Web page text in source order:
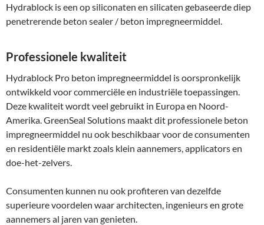
Hydrablock is een op siliconaten en silicaten gebaseerde diep
penetrerende beton sealer / beton impregneermiddel.
Professionele kwaliteit
Hydrablock Pro beton impregneermiddel is oorspronkelijk
ontwikkeld voor commerciële en industriële toepassingen.
Deze kwaliteit wordt veel gebruikt in Europa en Noord-
Amerika. GreenSeal Solutions maakt dit professionele beton
impregneermiddel nu ook beschikbaar voor de consumenten
en residentiële markt zoals klein aannemers, applicators en
doe-het-zelvers.
Consumenten kunnen nu ook profiteren van dezelfde
superieure voordelen waar architecten, ingenieurs en grote
aannemers al jaren van genieten.